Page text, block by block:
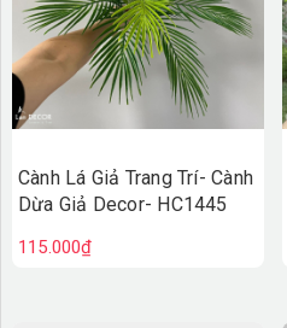
Cành Lá Giả Trang Trí- Cành
Dừa Giả Decor- HC1445
115.000₫